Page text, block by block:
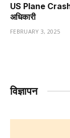
US Plane Crash:
अधिकारी
FEBRUARY 3, 2025
विज्ञापन